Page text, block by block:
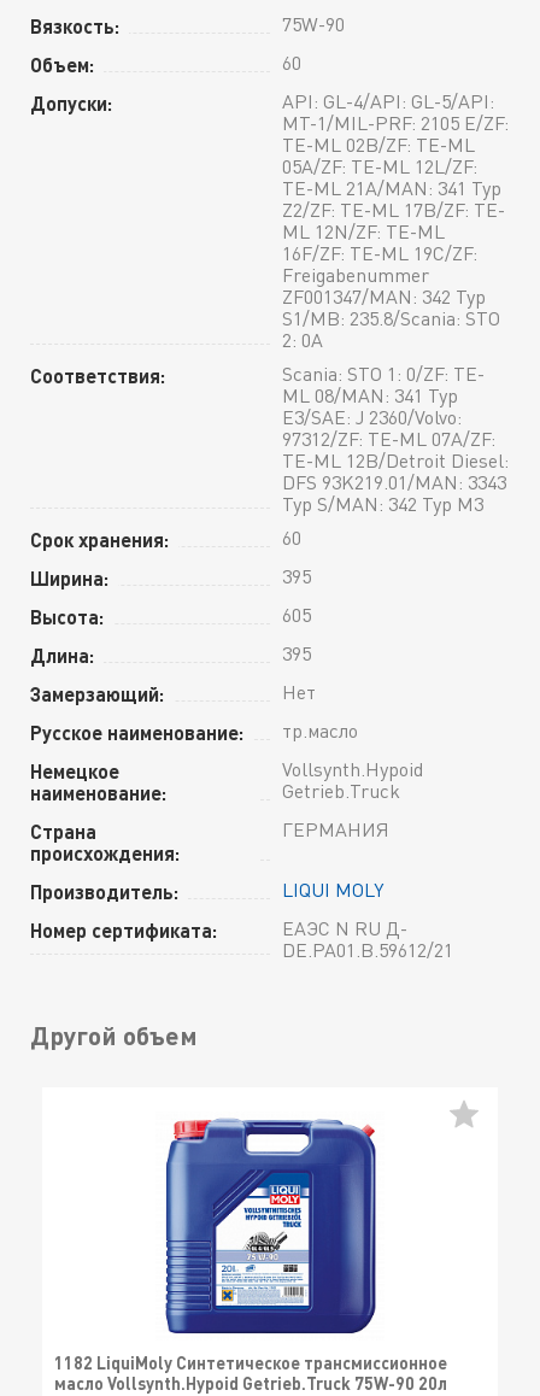
Вязкость: 75W-90
Объем: 60
Допуски:
API: GL-4/API: GL-5/API:
MT-1/MIL-PRF: 2105 E/ZF:
TE-ML 02B/ZF: TE-ML
05A/ZF: TE-ML 12L/ZF:
TE-ML 21A/MAN: 341 Typ
Z2/ZF: TE-ML 17B/ZF: TE-
ML 12N/ZF: TE-ML
16F/ZF: TE-ML 19C/ZF:
Freigabenummer
ZF001347/MAN: 342 Typ
S1/MB: 235.8/Scania: STO
2: 0A
Соответствия:
Scania: STO 1: 0/ZF: TE-
ML 08/MAN: 341 Typ
E3/SAE: J 2360/Volvo:
97312/ZF: TE-ML 07A/ZF:
TE-ML 12B/Detroit Diesel:
DFS 93K219.01/MAN: 3343
Typ S/MAN: 342 Typ M3
Срок хранения: 60
Ширина: 395
Высота: 605
Длина: 395
Замерзающий: Нет
Русское наименование: тр.масло
Немецкое
наименование:
Vollsynth.Hypoid
Getrieb.Truck
Страна
происхождения:
ГЕРМАНИЯ
Производитель: LIQUI MOLY
Номер сертификата:
ЕАЭС N RU Д-
DE.РА01.В.59612/21
Другой объем
1182 LiquiMoly Синтетическое трансмиссионное
масло Vollsynth.Hypoid Getrieb.Truck 75W-90 20л